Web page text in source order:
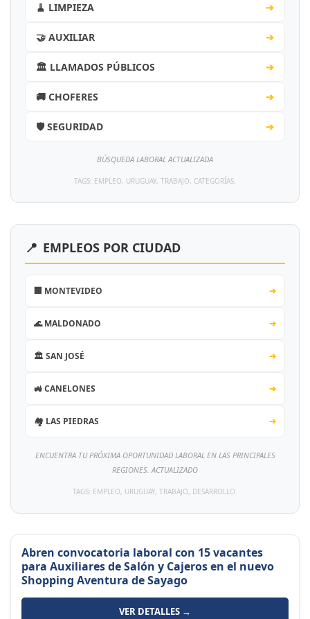
🧹 LIMPIEZA ➔
🤝 AUXILIAR ➔
🏛️ LLAMADOS PÚBLICOS ➔
🚚 CHOFERES ➔
🛡️ SEGURIDAD ➔
BÚSQUEDA LABORAL ACTUALIZADA
TAGS: EMPLEO, URUGUAY, TRABAJO, CATEGORÍAS.
📍 EMPLEOS POR CIUDAD
🏢 MONTEVIDEO ➔
🌊 MALDONADO ➔
🏛️ SAN JOSÉ ➔
🚜 CANELONES ➔
🏘️ LAS PIEDRAS ➔
ENCUENTRA TU PRÓXIMA OPORTUNIDAD LABORAL EN LAS PRINCIPALES
REGIONES. ACTUALIZADO
TAGS: EMPLEO, URUGUAY, TRABAJO, DESARROLLO.
Abren convocatoria laboral con 15 vacantes
para Auxiliares de Salón y Cajeros en el nuevo
Shopping Aventura de Sayago
VER DETALLES →